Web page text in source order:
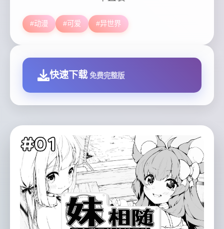
#动漫 #可爱 #异世界
快速下载 免费完整版